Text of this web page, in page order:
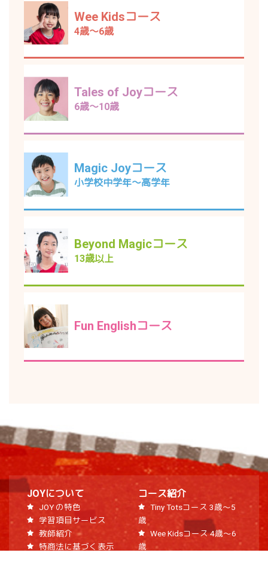
Wee Kidsコース
4歳～6歳
Tales of Joyコース
6歳～10歳
Magic Joyコース
小学校中学年～高学年
Beyond Magicコース
13歳以上
Fun Englishコース
JOYについて
JOY の特色
学習項目サービス
教師紹介
特商法に基づく表示
コース紹介
Tiny Totsコース 3歳～5
歳
Wee Kidsコース 4歳～6
歳